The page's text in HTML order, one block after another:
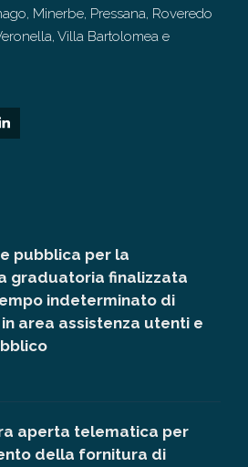
Minerbe, Pressana, Roveredo
Villa Bartolomea e
pubblica per la
graduatoria finalizzata
indeterminato di
area assistenza utenti e
aperta telematica per
della fornitura di